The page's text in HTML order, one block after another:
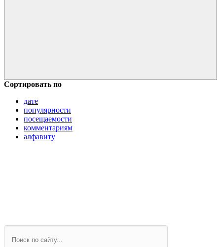
Сортировать по
дате
популярности
посещаемости
комментариям
алфавиту